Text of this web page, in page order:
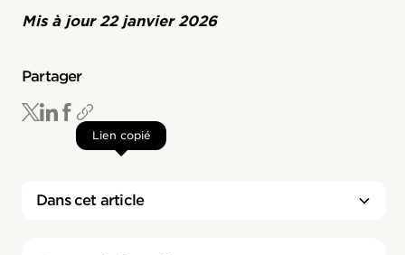
Mis à jour 22 janvier 2026
Partager
Lien copié
Dans cet article